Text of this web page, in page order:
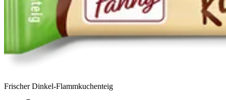
Frischer Dinkel-Flammkuchenteig